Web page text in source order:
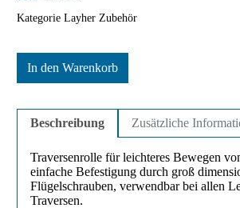
Kategorie Layher Zubehör
In den Warenkorb
Beschreibung Zusätzliche
Traversenrolle für leichteres Bewegen
einfache Befestigung durch groß
Flügelschrauben, verwendbar bei allen
Traversen.